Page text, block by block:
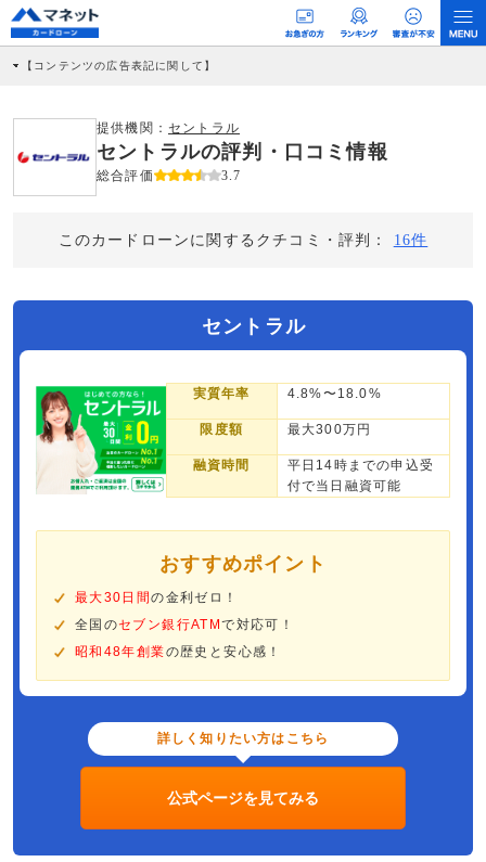
【コンテンツの広告表記に関して】
社に対して企業から紹介報酬が支払われるという収益モデルです。 ただし、特定の
商品を根拠なくPRするものではなく、当編集部の調査／ユーザーへの口コミ収集な
どに基づき、公平性を担保した情報提供を行っています。
提供機関： セントラル
セントラルの評判・口コミ情報
総合評価 3.7
このカードローンに関するクチコミ・評判： 16件
セントラル
実質年率 4.8%〜18.0%
限度額 最大300万円
融資時間
平日14時までの申込受
付で当日融資可能
おすすめポイント
最大30日間の金利ゼロ！
全国のセブン銀行ATMで対応可！
昭和48年創業の歴史と安心感！
詳しく知りたい方はこちら
公式ページを見てみる